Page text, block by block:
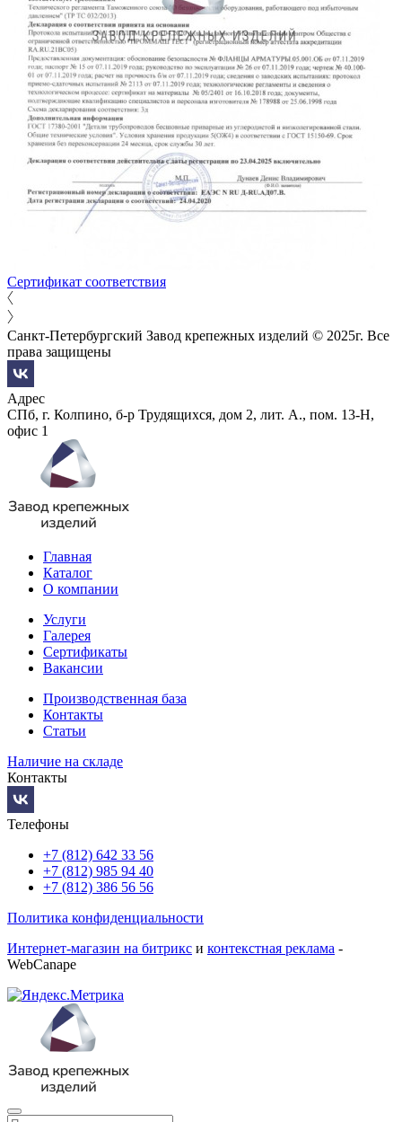
Сертификат соответствия
Санкт-Петербургский Завод крепежных изделий © 2025г. Все
права защищены
Адрес
СПб, г. Колпино, б-р Трудящихся, дом 2, лит. А., пом. 13-Н,
офис 1
Главная
Каталог
О компании
Услуги
Галерея
Сертификаты
Вакансии
Производственная база
Контакты
Статьи
Наличие на складе
Контакты
Телефоны
+7 (812) 642 33 56
+7 (812) 985 94 40
+7 (812) 386 56 56
Политика конфиденциальности
Интернет-магазин на битрикс и контекстная реклама -
WebCanape